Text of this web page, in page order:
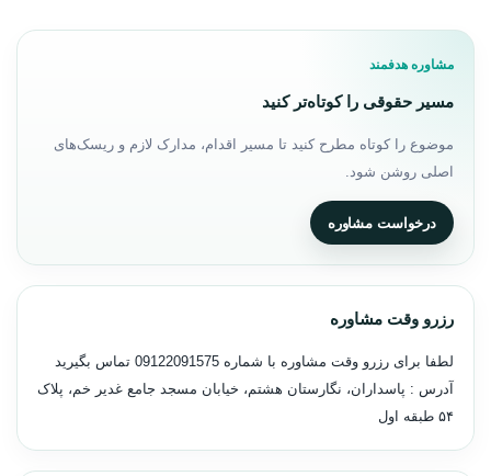
مشاوره هدفمند
مسیر حقوقی را کوتاه‌تر کنید
موضوع را کوتاه مطرح کنید تا مسیر اقدام، مدارک لازم و ریسک‌های
اصلی روشن شود.
درخواست مشاوره
رزرو وقت مشاوره
لطفا برای رزرو وقت مشاوره با شماره 09122091575 تماس بگیرید
آدرس : پاسداران، نگارستان هشتم، خیابان مسجد جامع غدیر خم، پلاک
۵۴ طبقه اول